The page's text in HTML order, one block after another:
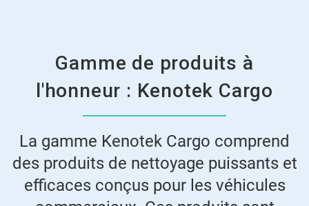
Gamme de produits à
l'honneur : Kenotek Cargo
La gamme Kenotek Cargo comprend
des produits de nettoyage puissants et
efficaces conçus pour les véhicules